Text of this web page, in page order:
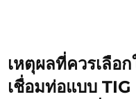
เหตุผลที่ควรเลือ
เชื่อมท่อแบบ TIG